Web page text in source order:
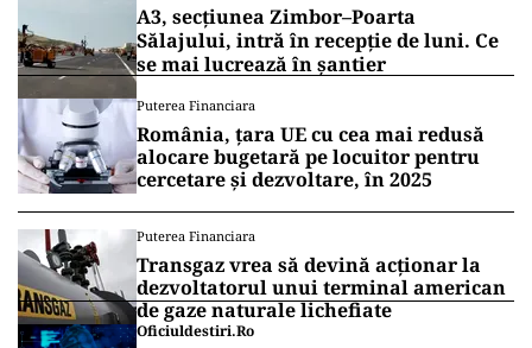
A3, secțiunea Zimbor–Poarta
Sălajului, intră în recepție de luni. Ce
se mai lucrează în șantier
Puterea Financiara
România, țara UE cu cea mai redusă
alocare bugetară pe locuitor pentru
cercetare și dezvoltare, în 2025
Puterea Financiara
Transgaz vrea să devină acționar la
dezvoltatorul unui terminal american
de gaze naturale lichefiate
Oficiuldestiri.ro